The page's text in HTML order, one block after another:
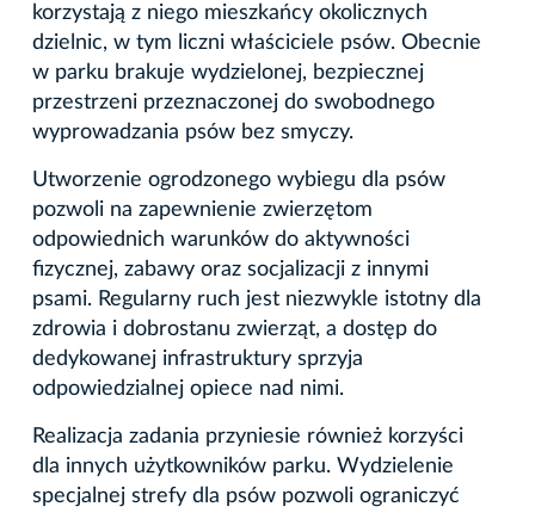
korzystają z niego mieszkańcy okolicznych
dzielnic, w tym liczni właściciele psów. Obecnie
w parku brakuje wydzielonej, bezpiecznej
przestrzeni przeznaczonej do swobodnego
wyprowadzania psów bez smyczy.
Utworzenie ogrodzonego wybiegu dla psów
pozwoli na zapewnienie zwierzętom
odpowiednich warunków do aktywności
fizycznej, zabawy oraz socjalizacji z innymi
psami. Regularny ruch jest niezwykle istotny dla
zdrowia i dobrostanu zwierząt, a dostęp do
dedykowanej infrastruktury sprzyja
odpowiedzialnej opiece nad nimi.
Realizacja zadania przyniesie również korzyści
dla innych użytkowników parku. Wydzielenie
specjalnej strefy dla psów pozwoli ograniczyć